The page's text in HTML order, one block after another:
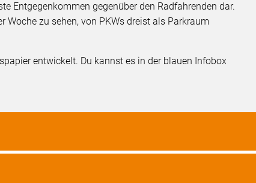
Entgegenkommen gegenüber den Radfahrenden dar.
Woche zu sehen, von PKWs dreist als Parkraum
entwickelt. Du kannst es in der blauen Infobox